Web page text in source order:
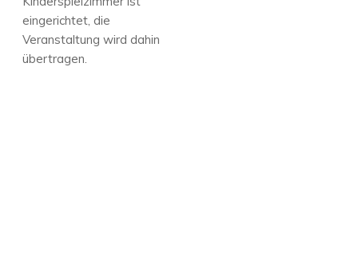
eingerichtet, die
Veranstaltung wird dahin
übertragen.